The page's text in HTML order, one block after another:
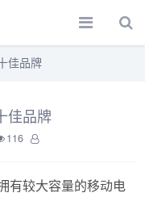
佳品牌
佳品牌
116
有较大容量的移动电